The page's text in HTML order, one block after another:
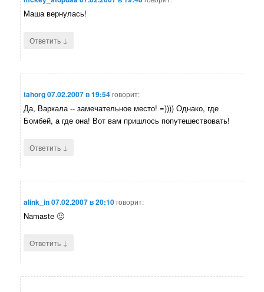
Маша вернулась!
Ответить ↓
tahorg07.02.2007 в 19:54говорит:
Да, Варкала -- замечательное место! =)))) Однако, где
Бомбей, а где она! Вот вам пришлось попутешествовать!
Ответить ↓
alink_in07.02.2007 в 20:10говорит:
Namaste 🙂
Ответить ↓